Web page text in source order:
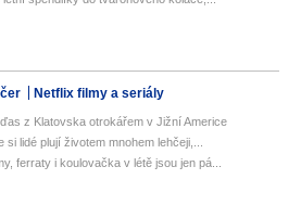
Netflix filmy a seriály
z Klatovska otrokářem v Jižní Americe
si lidé plují životem mnohem lehčeji,...
ferraty i koulovačka v létě jsou jen pá...